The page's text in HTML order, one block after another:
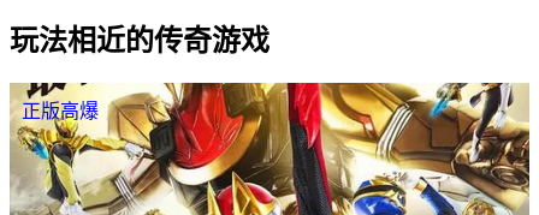
玩法相近的传奇游戏
正版高爆